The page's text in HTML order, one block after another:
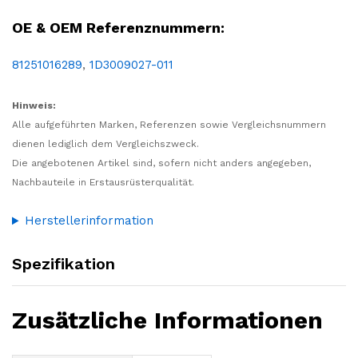
OE & OEM Referenznummern:
81251016289, 1D3009027-011
Hinweis:
Alle aufgeführten Marken, Referenzen sowie Vergleichsnummern
dienen lediglich dem Vergleichszweck.
Die angebotenen Artikel sind, sofern nicht anders angegeben,
Nachbauteile in Erstausrüsterqualität.
Herstellerinformation
Spezifikation
Zusätzliche Informationen